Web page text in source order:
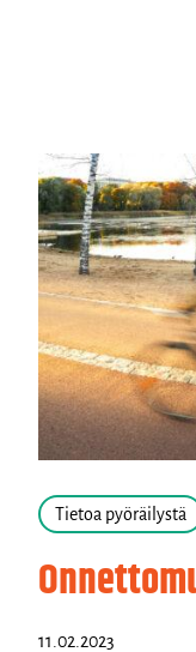
Tietoa pyöräilystä
11.02.2023